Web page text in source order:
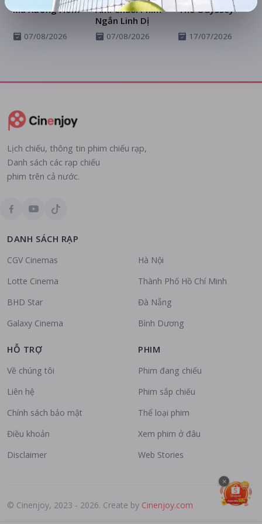
Ma Xưởng Hòm
07/08/2026
Ám: Chuỗi Phim
Ngắn Linh Dị
07/08/2026
The Odyssey
17/07/2026
Lịch chiếu, thông tin phim chiếu rạp,
Danh sách các rạp chiếu
phim trên cả nước.
DANH SÁCH RẠP
CGV Cinemas
Lotte Cinema
BHD Star
Galaxy Cinema
Hà Nội
Thành Phố Hồ Chí Minh
Đà Nẵng
Bình Dương
HỖ TRỢ
Về chúng tôi
Liên hệ
Chính sách bảo mật
Điều khoản
Disclaimer
PHIM
Phim đang chiếu
Phim sắp chiếu
Thể loại phim
Xem phim ở đâu
Web Stories
© Cinenjoy, 2023 - 2026. Create by Cinenjoy.com
×